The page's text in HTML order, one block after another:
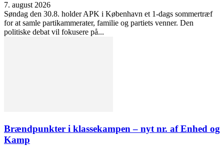
7. august 2026
Søndag den 30.8. holder APK i København et 1-dags sommertræf
for at samle partikammerater, familie og partiets venner. Den
politiske debat vil fokusere på...
Brændpunkter i klassekampen – nyt nr. af Enhed og
Kamp